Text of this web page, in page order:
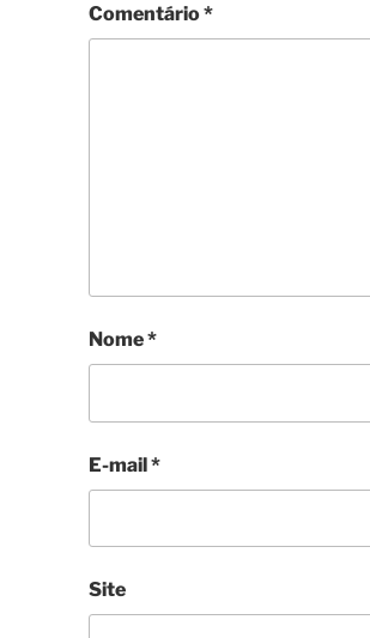
Comentário*
Nome*
E-mail*
Site